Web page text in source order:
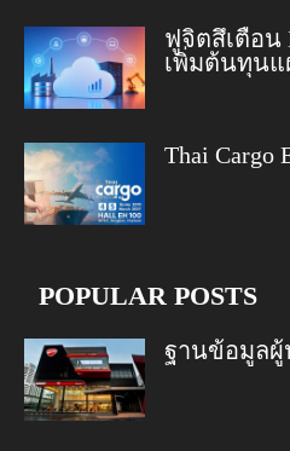
ฟูจิตสึเตือน
เพิ่มต้นทุนแ
Thai Cargo
POPULAR POSTS
ฐานข้อมูลผู้